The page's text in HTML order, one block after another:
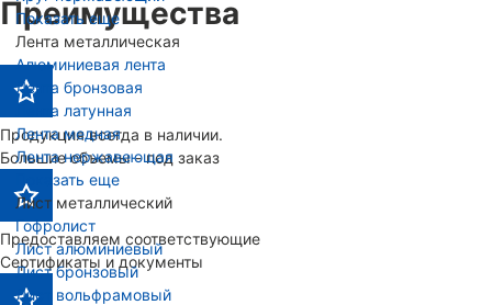
Показать еще
Лента металлическая
Алюминиевая лента
Лента бронзовая
Лента латунная
Лента медная
Лента нержавеющая
Показать еще
Лист металлический
Гофролист
Лист алюминиевый
Лист бронзовый
Лист вольфрамовый
Преимущества
Продукция всегда в наличии.
Большие объемы - под заказ
Предоставляем соответствующие
Сертификаты и документы